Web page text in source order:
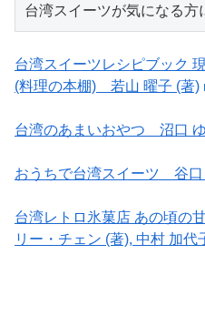
台湾スイーツが気になる方
台湾スイーツレシピブック
(料理の本棚) 若山 曜子 (著)
台湾のあまいおやつ 沼口
おうちで台湾スイーツ 谷口
台湾レトロ氷菓店 あの頃の
リー・チェン (著), 中村 加代